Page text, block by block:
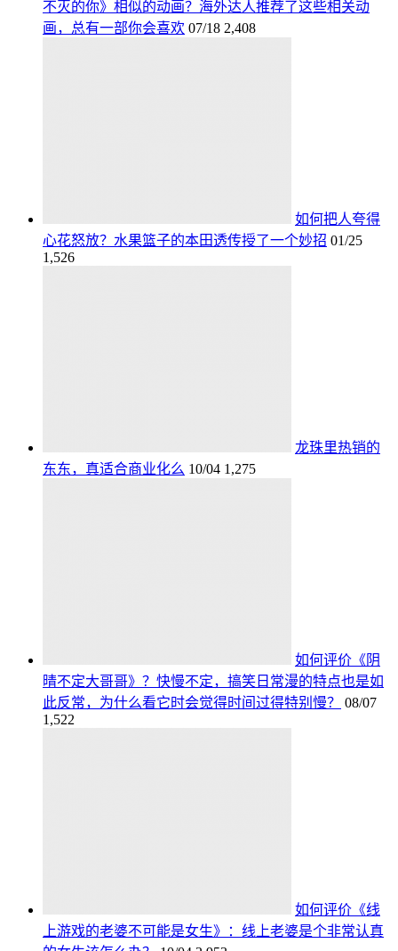
不灭的你》相似的动画？海外达人推荐了这些相关动
画，总有一部你会喜欢 07/18 2,408
如何把人夸得
心花怒放？水果篮子的本田透传授了一个妙招 01/25
1,526
龙珠里热销的
东东，真适合商业化么 10/04 1,275
如何评价《阴
晴不定大哥哥》？快慢不定，搞笑日常漫的特点也是如
此反常，为什么看它时会觉得时间过得特别慢？
08/07
1,522
如何评价《线
上游戏的老婆不可能是女生》：线上老婆是个非常认真